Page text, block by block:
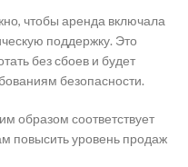
чтобы аренда включала
поддержку. Это
без сбоев и будет
безопасности.
образом соответствует
повысить уровень продаж